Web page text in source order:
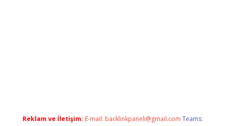
Reklam ve İletişim: E-mail: backlinkpaneli@gmail.com Teams: